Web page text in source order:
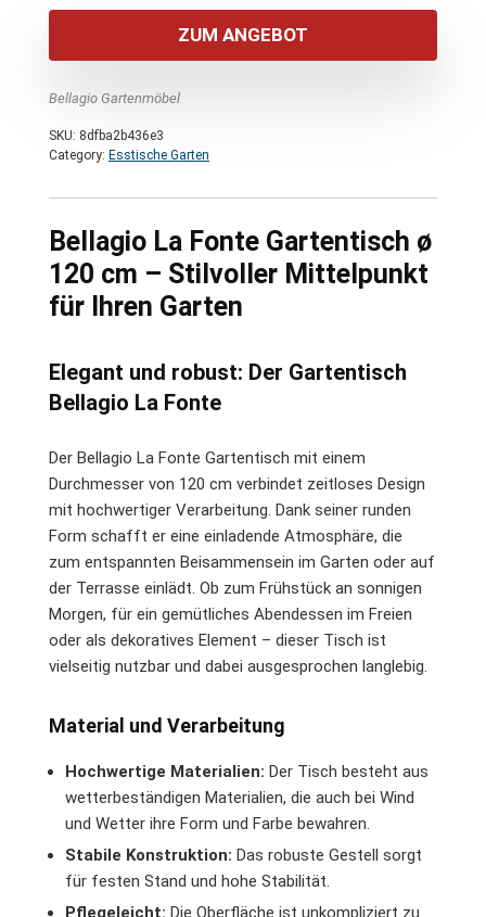
ZUM ANGEBOT
Bellagio Gartenmöbel
SKU: 8dfba2b436e3
Category: Esstische Garten
Bellagio La Fonte Gartentisch ø
120 cm – Stilvoller Mittelpunkt
für Ihren Garten
Elegant und robust: Der Gartentisch
Bellagio La Fonte
Der Bellagio La Fonte Gartentisch mit einem
Durchmesser von 120 cm verbindet zeitloses Design
mit hochwertiger Verarbeitung. Dank seiner runden
Form schafft er eine einladende Atmosphäre, die
zum entspannten Beisammensein im Garten oder auf
der Terrasse einlädt. Ob zum Frühstück an sonnigen
Morgen, für ein gemütliches Abendessen im Freien
oder als dekoratives Element – dieser Tisch ist
vielseitig nutzbar und dabei ausgesprochen langlebig.
Material und Verarbeitung
Hochwertige Materialien: Der Tisch besteht aus
wetterbeständigen Materialien, die auch bei Wind
und Wetter ihre Form und Farbe bewahren.
Stabile Konstruktion: Das robuste Gestell sorgt
für festen Stand und hohe Stabilität.
Pflegeleicht: Die Oberfläche ist unkompliziert zu